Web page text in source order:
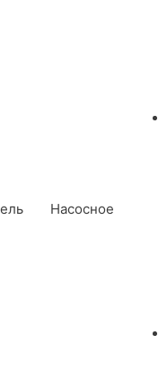
Насосное